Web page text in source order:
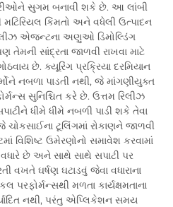
સુગમ બનાવી શકે છે. આ લાંબી
મટિરિયલ કિંમતો અને વધેલી ઉત્પાદન
એજન્ટના અણુઓ ડિમોલ્ડિંગ
તેમની સાંદ્રતા જાળવી રાખવા માટે
છે. ક્યૂરિંગ પ્રક્રિયા દરમિયાન
નબળા પાડતી નથી, જે માંગણીયુક્ત
સુનિશ્ચિત કરે છે. ઉત્તમ રિલીઝ
ધીમે ધીમે નબળી પાડી શકે તેવા
ટૂલિંગમાં રોકાણને જાળવી
વિશિષ્ટ ઉમેરણોનો સમાવેશ કરવામાં
છે અને સાથે સાથે સપાટી પર
વખતે ઘર્ષણ ઘટાડવું જેવા વધારાના
પરફોર્મન્સથી મળતા કાર્યક્ષમતાના
નથી, પરંતુ એપ્લિકેશન સમય